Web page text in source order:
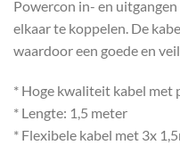
Powercon in- en
elkaar te koppelen. De
waardoor een goede en
* Hoge kwaliteit kabel met
* Lengte: 1,5 meter
* Flexibele kabel met 3x